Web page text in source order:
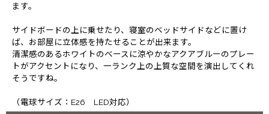
ます。
サイドボードの上に乗せたり、寝室のベッドサイドなどに置け
ば、お部屋に立体感を持たせることが出来ます。
清潔感のあるホワイトのベースに涼やかなアクアブルーのプレー
トがアクセントになり、一ランク上の上質な空間を演出してくれ
そうですね。
（電球サイズ：E26 LED対応）